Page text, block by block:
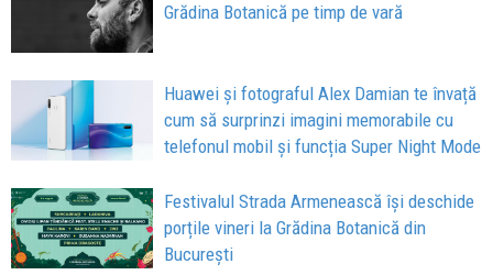
Grădina Botanică pe timp de vară
Huawei și fotograful Alex Damian te învață
cum să surprinzi imagini memorabile cu
telefonul mobil și funcția Super Night Mode
Festivalul Strada Armenească își deschide
porțile vineri la Grădina Botanică din
București